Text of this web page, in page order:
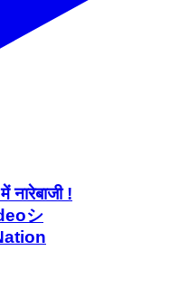
नारेबाजी !
シ